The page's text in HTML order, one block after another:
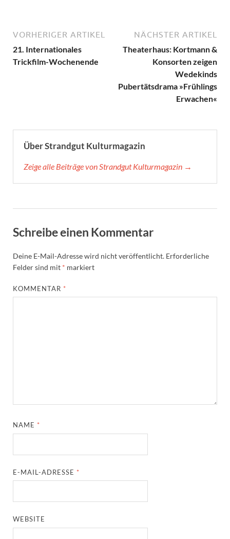
VORHERIGER ARTIKEL
21. Internationales
Trickfilm-Wochenende
NÄCHSTER ARTIKEL
Theaterhaus: Kortmann &
Konsorten zeigen
Wedekinds
Pubertätsdrama »Frühlings
Erwachen«
Über Strandgut Kulturmagazin
Zeige alle Beiträge von Strandgut Kulturmagazin →
Schreibe einen Kommentar
Deine E-Mail-Adresse wird nicht veröffentlicht. Erforderliche
Felder sind mit * markiert
KOMMENTAR *
NAME *
E-MAIL-ADRESSE *
WEBSITE